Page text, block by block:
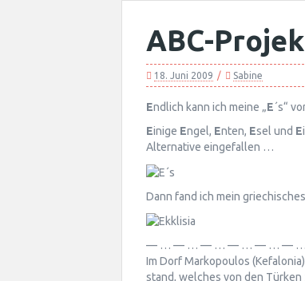
ABC-
18. Juni 2009 Sabine
Endlich kann ich meine „E´s“
Einige Engel, Enten, Esel und E
Alternative eingefallen …
Dann fand ich mein
— … — … — … — … — … —
Im Dorf Markopoulos
stand, welches von den